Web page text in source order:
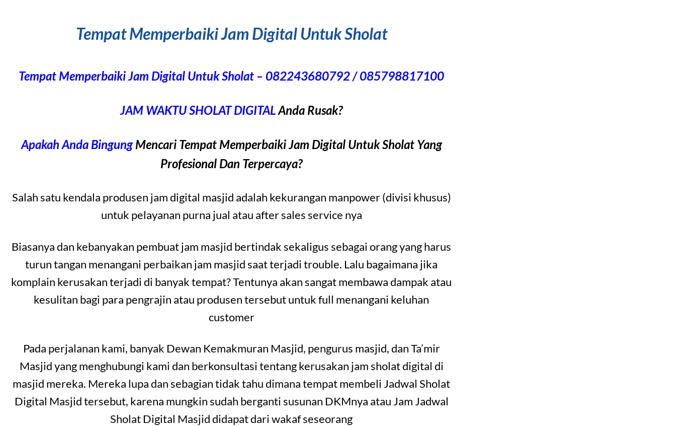
Tempat Memperbaiki Jam Digital Untuk Sholat
Tempat Memperbaiki Jam Digital Untuk Sholat – 082243680792 / 085798817100
JAM WAKTU SHOLAT DIGITALAnda Rusak?
Apakah Anda BingungMencari Tempat Memperbaiki Jam Digital Untuk Sholat Yang
Profesional Dan Terpercaya?
Salah satu kendala produsen jam digital masjid adalah kekurangan manpower (divisi khusus)
untuk pelayanan purna jual atau after sales service nya
Biasanya dan kebanyakan pembuat jam masjid bertindak sekaligus sebagai orang yang harus
turun tangan menangani perbaikan jam masjid saat terjadi trouble. Lalu bagaimana jika
komplain kerusakan terjadi di banyak tempat? Tentunya akan sangat membawa dampak atau
kesulitan bagi para pengrajin atau produsen tersebut untuk full menangani keluhan
customer
Pada perjalanan kami, banyak Dewan Kemakmuran Masjid, pengurus masjid, dan Ta’mir
Masjid yang menghubungi kami dan berkonsultasi tentang kerusakan jam sholat digital di
masjid mereka. Mereka lupa dan sebagian tidak tahu dimana tempat membeli Jadwal Sholat
Digital Masjid tersebut, karena mungkin sudah berganti susunan DKMnya atau Jam Jadwal
Sholat Digital Masjid didapat dari wakaf seseorang